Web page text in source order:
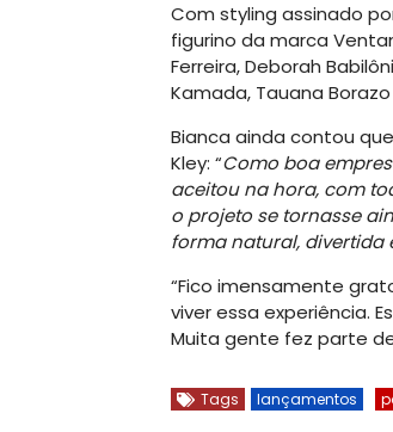
Com styling assinado
figurino da marca
Ferreira, Deborah
Kamada, Tauana
Bianca ainda contou
Kley: “Como boa
aceitou na hora, com
o projeto se tornasse
forma natural, divertida
“Fico imensamente
viver essa experiência.
Muita gente fez parte
Tags lançamentos